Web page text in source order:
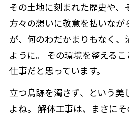
その土地に刻まれた歴史や、
方々の想いに敬意を払いなが
が、何のわだかまりもなく、
ように。 その環境を整える
仕事だと思っています。
立つ鳥跡を濁さず、という美
よね。 解体工事は、まさにそ